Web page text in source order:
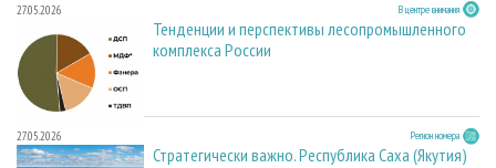
27.05.2026 В центре внимания
Тенденции и перспективы лесопромышленного
комплекса России
27.05.2026 Регион номера
Стратегически важно. Республика Саха (Якутия)